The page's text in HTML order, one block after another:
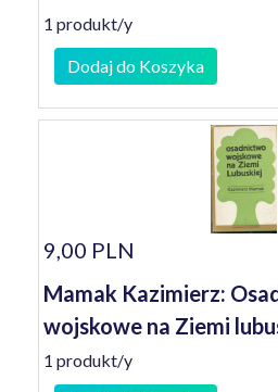
1 produkt/y
Dodaj do Koszyka
9,00 PLN
Mamak Kazimierz:
wojskowe na Ziemi
1 produkt/y